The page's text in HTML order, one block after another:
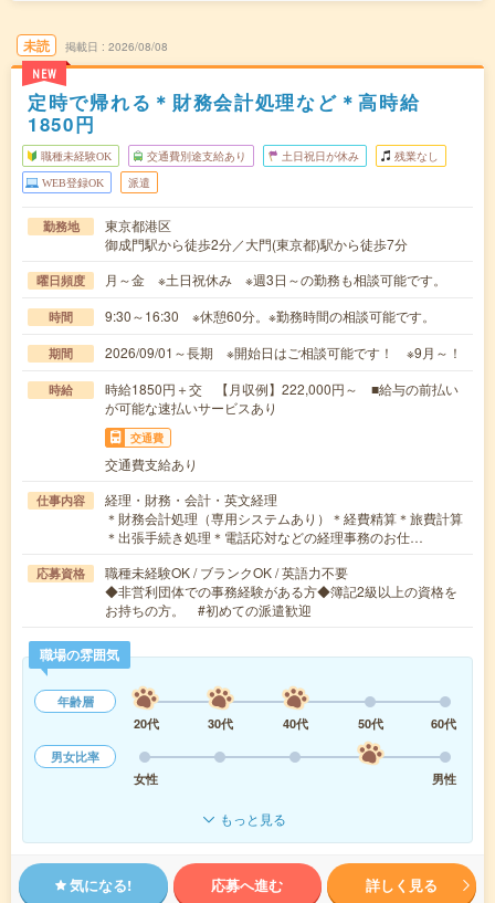
未読
NEW
掲載日 2026/08/08
定時で帰れる＊財務会計処理など＊高時給
1850円
職種未経験OK 交通費別途支給あり 土日祝日が休み 残業なし
WEB登録OK 派遣
勤務地
東京都港区
御成門駅から徒歩2分／大門(東京都)駅から徒歩7分
曜日頻度 月～金 ※土日祝休み ※週3日～の勤務も相談可能です。
時間 9:30～16:30 ※休憩60分。※勤務時間の相談可能です。
期間 2026/09/01～長期 ※開始日はご相談可能です！ ※9月～！
時給
時給1850円＋交 【月収例】222,000円～ ■給与の前払い
が可能な速払いサービスあり
交通費
交通費支給あり
仕事内容
経理・財務・会計・英文経理
＊財務会計処理（専用システムあり）＊経費精算＊旅費計算
＊出張手続き処理＊電話応対などの経理事務のお仕…
応募資格
職種未経験OK / ブランクOK / 英語力不要
◆非営利団体での事務経験がある方◆簿記2級以上の資格を
お持ちの方。 #初めての派遣歓迎
職場の雰囲気
年齢層
20代
30代 40代 50代
60代
男女比率
女性
男性
もっと見る
気になる! 応募へ進む 詳しく見る